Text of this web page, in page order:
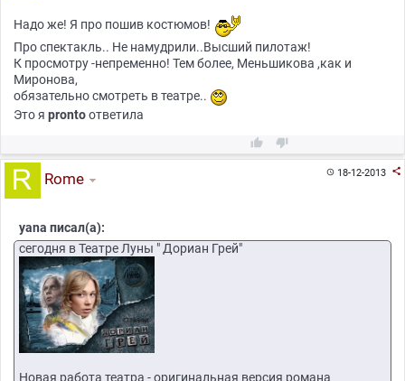
Надо же! Я про пошив костюмов!
Про спектакль.. Не намудрили..Высший пилотаж!
К просмотру -непременно! Тем более, Меньшикова ,как и
Миронова,
обязательно смотреть в театре..
Это я prontoответила
 
18-12-2013 
Rome
yana писал(а):
сегодня в Театре Луны " Дориан Грей"
Новая работа театра - оригинальная версия романа